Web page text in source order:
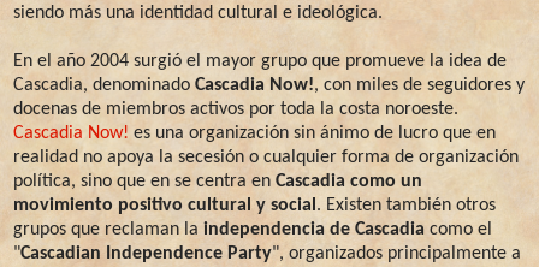
siendo más una identidad cultural e ideológica.
En el año 2004 surgió el mayor grupo que promueve la idea de
Cascadia, denominado Cascadia Now!, con miles de seguidores y
docenas de miembros activos por toda la costa noroeste.
Cascadia Now! es una organización sin ánimo de lucro que en
realidad no apoya la secesión o cualquier forma de organización
política, sino que en se centra en Cascadia como un
movimiento positivo cultural y social . Existen también otros
grupos que reclaman la independencia de Cascadia como el
"Cascadian Independence Party", organizados principalmente a